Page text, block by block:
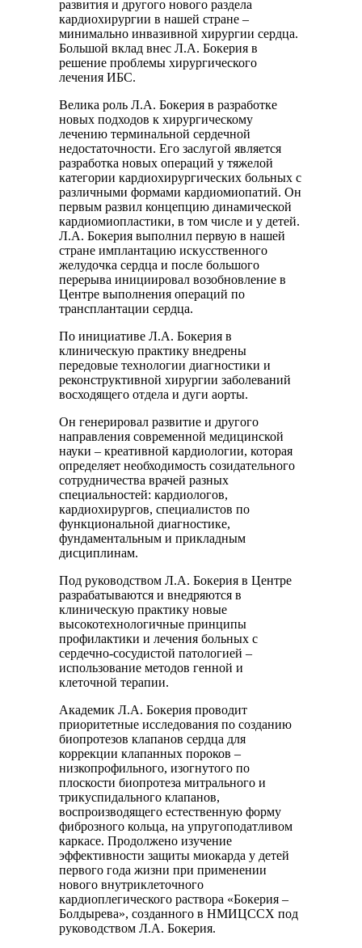
развития и другого нового раздела
кардиохирургии в нашей стране –
минимально инвазивной хирургии сердца.
Большой вклад внес Л.А. Бокерия в
решение проблемы хирургического
лечения ИБС.
Велика роль Л.А. Бокерия в разработке
новых подходов к хирургическому
лечению терминальной сердечной
недостаточности. Его заслугой является
разработка новых операций у тяжелой
категории кардиохирургических больных с
различными формами кардиомиопатий. Он
первым развил концепцию динамической
кардиомиопластики, в том числе и у детей.
Л.А. Бокерия выполнил первую в нашей
стране имплантацию искусственного
желудочка сердца и после большого
перерыва инициировал возобновление в
Центре выполнения операций по
трансплантации сердца.
По инициативе Л.А. Бокерия в
клиническую практику внедрены
передовые технологии диагностики и
реконструктивной хирургии заболеваний
восходящего отдела и дуги аорты.
Он генерировал развитие и другого
направления современной медицинской
науки – креативной кардиологии, которая
определяет необходимость созидательного
сотрудничества врачей разных
специальностей: кардиологов,
кардиохирургов, специалистов по
функциональной диагностике,
фундаментальным и прикладным
дисциплинам.
Под руководством Л.А. Бокерия в Центре
разрабатываются и внедряются в
клиническую практику новые
высокотехнологичные принципы
профилактики и лечения больных с
сердечно-сосудистой патологией –
использование методов генной и
клеточной терапии.
Академик Л.А. Бокерия проводит
приоритетные исследования по созданию
биопротезов клапанов сердца для
коррекции клапанных пороков –
низкопрофильного, изогнутого по
плоскости биопротеза митрального и
трикуспидального клапанов,
воспроизводящего естественную форму
фиброзного кольца, на упругоподатливом
каркасе. Продолжено изучение
эффективности защиты миокарда у детей
первого года жизни при применении
нового внутриклеточного
кардиоплегического раствора «Бокерия –
Болдырева», созданного в НМИЦССХ под
руководством Л.А. Бокерия.